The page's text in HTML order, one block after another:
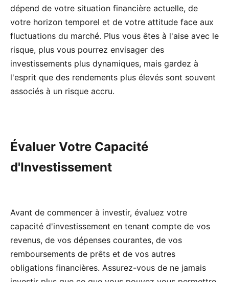
dépend de votre situation financière actuelle, de
votre horizon temporel et de votre attitude face aux
fluctuations du marché. Plus vous êtes à l'aise avec le
risque, plus vous pourrez envisager des
investissements plus dynamiques, mais gardez à
l'esprit que des rendements plus élevés sont souvent
associés à un risque accru.
Évaluer Votre Capacité
d'Investissement
Avant de commencer à investir, évaluez votre
capacité d'investissement en tenant compte de vos
revenus, de vos dépenses courantes, de vos
remboursements de prêts et de vos autres
obligations financières. Assurez-vous de ne jamais